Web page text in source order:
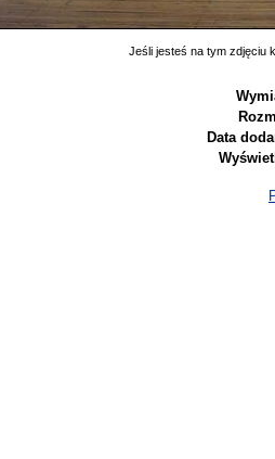
Jeśli jesteś na tym zdjęciu
Data